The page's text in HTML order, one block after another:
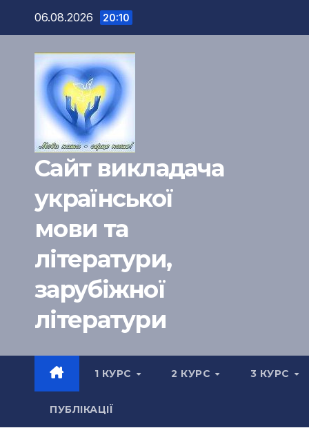
Перейти
содержимому
06.08.2026 20:10
Сайт викладача
української
мови та
літератури,
зарубіжної
літератури
1 КУРС 2 КУРС 3 КУРС
ПУБЛІКАЦІЇ